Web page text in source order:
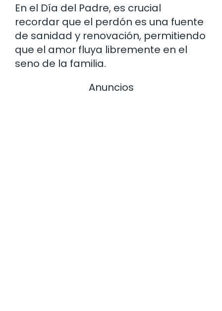
En el Día del Padre, es crucial
recordar que el perdón es una fuente
de sanidad y renovación, permitiendo
que el amor fluya libremente en el
seno de la familia.
Anuncios